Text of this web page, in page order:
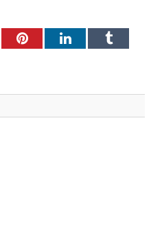
PinterestLinkedInTumblr